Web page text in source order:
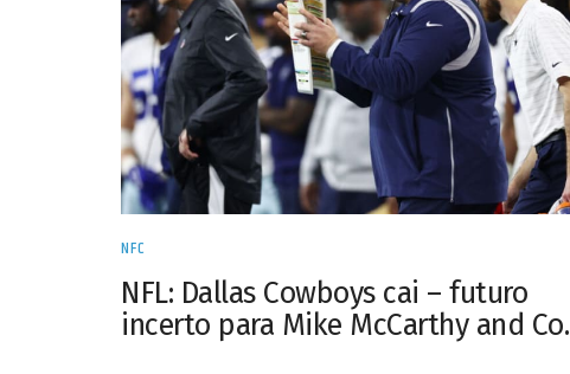
NFC
NFL: Dallas Cowboys cai – futuro
incerto para Mike McCarthy and Co.